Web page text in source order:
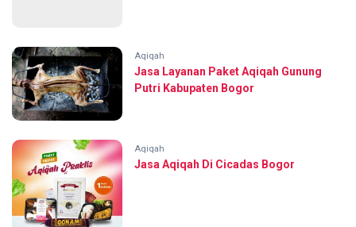
Aqiqah
Jasa Layanan Paket Aqiqah Gunung
Putri Kabupaten Bogor
Aqiqah
Jasa Aqiqah Di Cicadas Bogor